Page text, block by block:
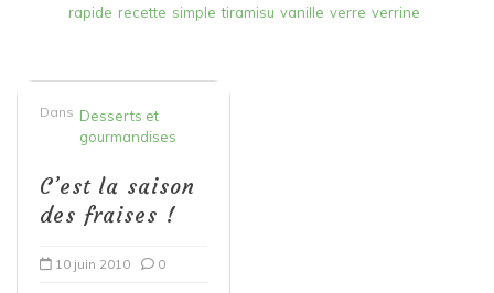
rapide recette simple tiramisu vanille verre verrine
Dans Desserts et
gourmandises
C’est la saison
des fraises !
10 juin 2010 0